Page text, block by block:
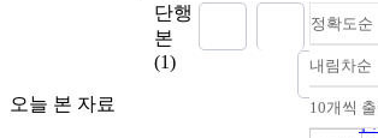
단행
본
(1)
오늘 본 자료
정확도순
정
순
내림차순
10개씩